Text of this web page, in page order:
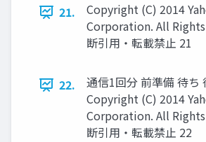
21.
Copyright (C) 2014
Corporation. All
断引用・転載禁止 21
22.
通信1回分 前準備 待ち
Copyright (C) 2014
Corporation. All
断引用・転載禁止 22